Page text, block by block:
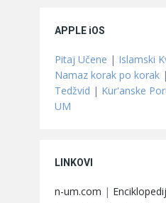
APPLE iOS
Pitaj Učene | Islamski
Namaz korak po korak |
Tedžvid | Kur'anske
UM
LINKOVI
n-um.com |